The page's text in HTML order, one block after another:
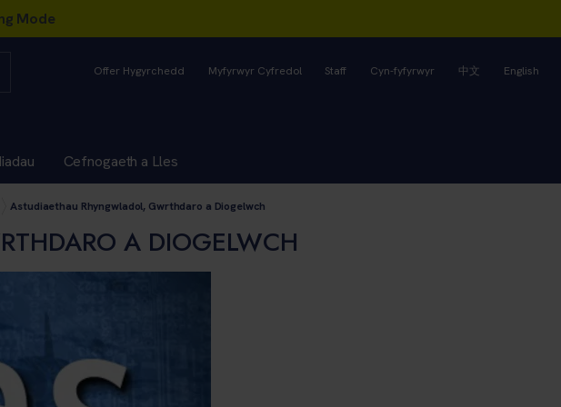
Offer Hygyrchedd Myfyrwyr Cyfredol Staff Cyn-fyfyrwyr 中文 English
Cefnogaeth a Lles
Astudiaethau Rhyngwladol, Gwrthdaro a Diogelwch
A DIOGELWCH